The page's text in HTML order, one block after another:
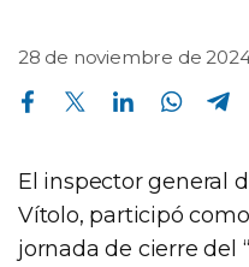
28 de noviembre de
Compartir en Facebook Compartir en Twitter Compartir en Linkedin Compartir en Whatsapp
El inspector general
Vítolo, participó
jornada de cierre del